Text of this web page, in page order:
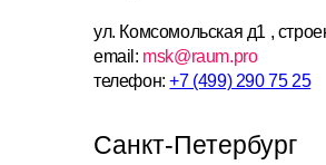
Санкт-Петербург
ул. Комсомольская д1 ,
email: msk@raum.pro
телефон:+7 (499) 290 75 25